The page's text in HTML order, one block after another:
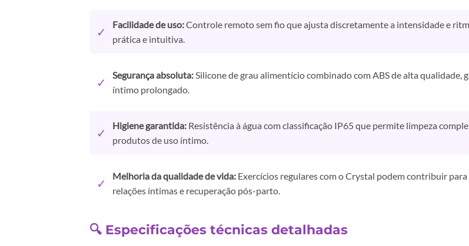
✓
Facilidade de uso:Controle remoto sem fio que ajusta discretamente a intensidade e
prática e intuitiva.
✓
Segurança absoluta:Silicone de grau alimentício combinado com ABS de alta
íntimo prolongado.
✓
Higiene garantida: Resistência à água com classificação IP65 que permite limpeza
produtos de uso íntimo.
✓
Melhoria da qualidade de vida: Exercícios regulares com o Crystal podem contribuir
relações íntimas e recuperação pós-parto.
🔍 Especificações técnicas detalhadas